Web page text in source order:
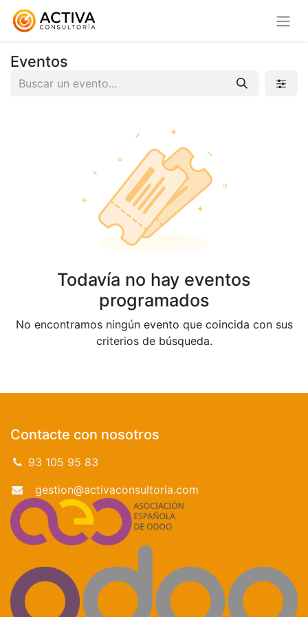
Eventos
Todavía no hay eventos
programados
No encontramos ningún evento que coincida con sus
criterios de búsqueda.
Contacte con nosotros
93 105 95 83
gestion@activaconsultoria.com